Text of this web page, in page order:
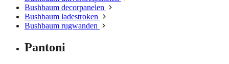
Bushbaum decorpanelen
Bushbaum ladestroken
Bushbaum rugwanden
Pantoni